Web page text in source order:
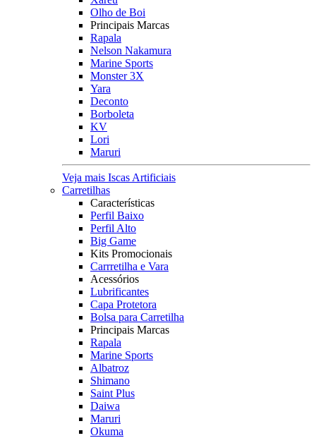
Olho de Boi
Principais Marcas
Rapala
Nelson Nakamura
Marine Sports
Monster 3X
Yara
Deconto
Borboleta
KV
Lori
Maruri
Veja mais Iscas Artificiais
Carretilhas
Características
Perfil Baixo
Perfil Alto
Big Game
Kits Promocionais
Carrretilha e Vara
Acessórios
Lubrificantes
Capa Protetora
Bolsa para Carretilha
Principais Marcas
Rapala
Marine Sports
Albatroz
Shimano
Saint Plus
Daiwa
Maruri
Okuma